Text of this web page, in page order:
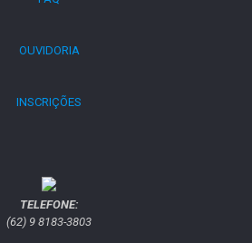
OUVIDORIA
INSCRIÇÕES
TELEFONE:
(62) 9 8183-3803